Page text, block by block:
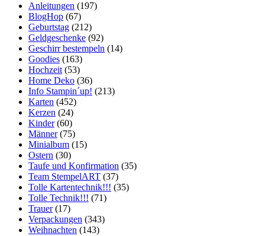
Anleitungen (197)
BlogHop (67)
Geburtstag (212)
Geldgeschenke (92)
Geschirr bestempeln (14)
Goodies (163)
Hochzeit (53)
Home Deko (36)
Info Stampin´up! (213)
Karten (452)
Kerzen (24)
Kinder(60)
Männer(75)
Minialbum (15)
Ostern (30)
Taufe und Konfirmation (35)
Team StempelART (37)
Tolle Kartentechnik!!! (35)
Tolle Technik!!! (71)
Trauer(17)
Verpackungen (343)
Weihnachten (143)